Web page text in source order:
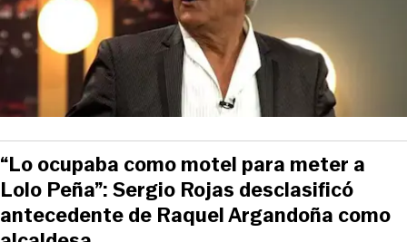
“Lo ocupaba como motel para meter a
Lolo Peña”: Sergio Rojas desclasificó
antecedente de Raquel Argandoña como